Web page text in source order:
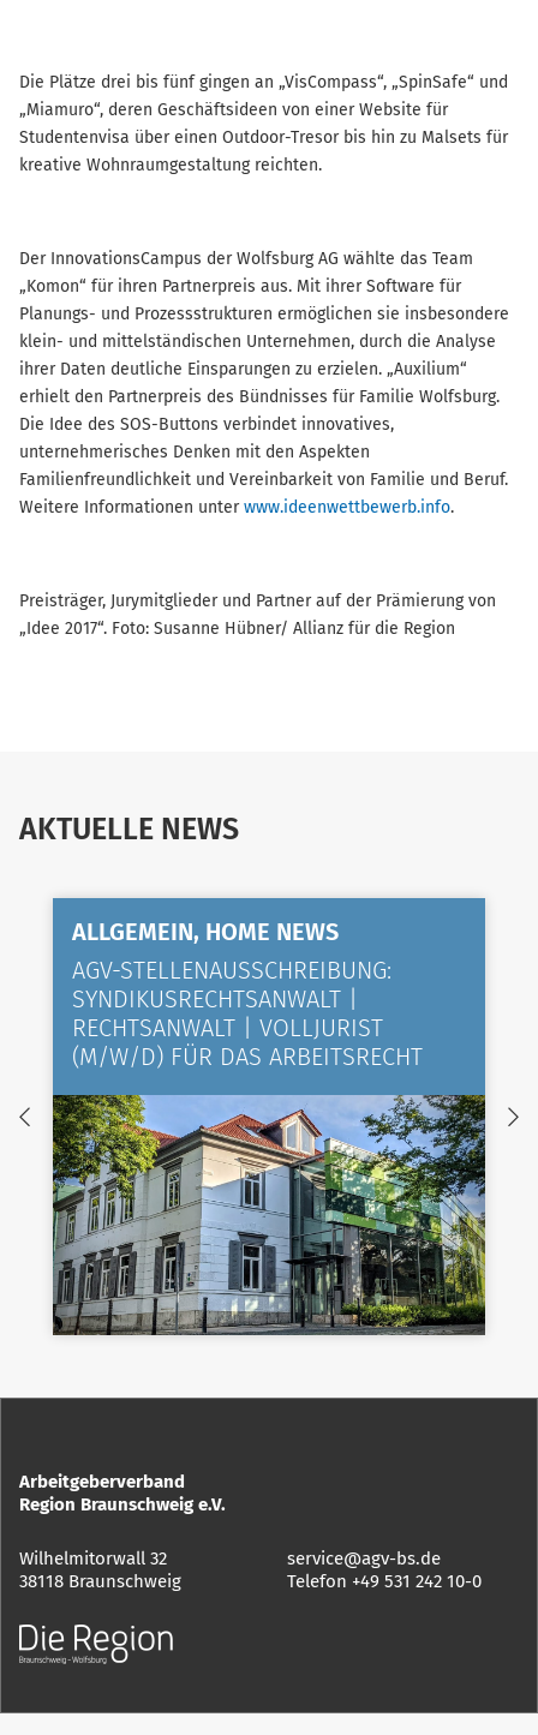
Die Plätze drei bis fünf gingen an „VisCompass“, „SpinSafe“ und
„Miamuro“, deren Geschäftsideen von einer Website für
Studentenvisa über einen Outdoor-Tresor bis hin zu Malsets für
kreative Wohnraumgestaltung reichten.
Der InnovationsCampus der Wolfsburg AG wählte das Team
„Komon“ für ihren Partnerpreis aus. Mit ihrer Software für
Planungs- und Prozessstrukturen ermöglichen sie insbesondere
klein- und mittelständischen Unternehmen, durch die Analyse
ihrer Daten deutliche Einsparungen zu erzielen. „Auxilium“
erhielt den Partnerpreis des Bündnisses für Familie Wolfsburg.
Die Idee des SOS-Buttons verbindet innovatives,
unternehmerisches Denken mit den Aspekten
Familienfreundlichkeit und Vereinbarkeit von Familie und Beruf.
Weitere Informationen unterwww.ideenwettbewerb.info.
Preisträger, Jurymitglieder und Partner auf der Prämierung von
„Idee 2017“. Foto: Susanne Hübner/ Allianz für die Region
AKTUELLE NEWS
ALLGEMEIN, HOME NEWS
AGV-STELLENAUSSCHREIBUNG:
SYNDIKUSRECHTSANWALT |
RECHTSANWALT | VOLLJURIST
(M/W/D) FÜR DAS ARBEITSRECHT
Arbeitgeberverband
Region Braunschweig e.V.
Wilhelmitorwall 32
38118 Braunschweig
service@agv-bs.de
Telefon +49 531 242 10-0